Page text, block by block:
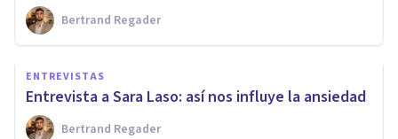
Bertrand Regader
ENTREVISTAS
Entrevista a Sara Laso: así nos influye la ansiedad
Bertrand Regader
ENTREVISTAS
Irene Brotons: «Hay quienes
conviven con los problemas de
ansiedad»